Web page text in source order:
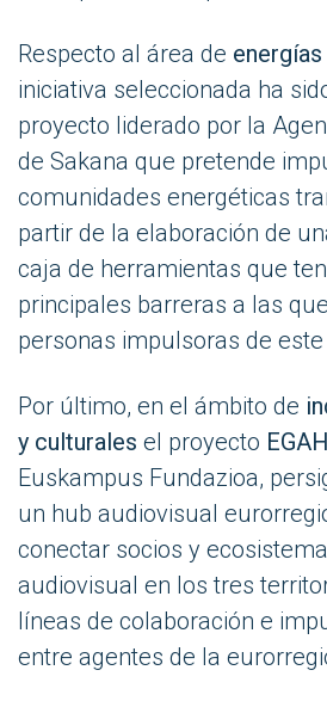
Respecto al área de
iniciativa seleccionada ha
proyecto liderado por la
de Sakana que pretende
comunidades energéticas
partir de la elaboración de
caja de herramientas que
principales barreras a las
personas impulsoras de
Por último, en el ámbito de
y culturales el proyecto EGAH
Euskampus Fundazioa,
un hub audiovisual
conectar socios y
audiovisual en los tres
líneas de colaboración e
entre agentes de la